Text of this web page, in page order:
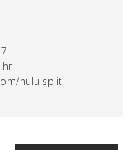
hulu.split